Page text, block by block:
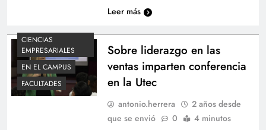
Leer más
CIENCIAS
EMPRESARIALES
EN EL CAMPUS
FACULTADES
Sobre liderazgo en las
ventas imparten conferencia
en la Utec
antonio.herrera
2 años desde
que se envió
0 4 minutos